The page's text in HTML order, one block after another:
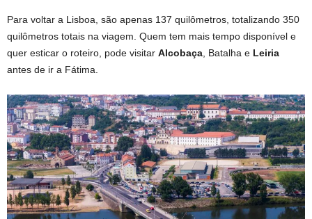
Para voltar a Lisboa, são apenas 137 quilômetros, totalizando 350
quilômetros totais na viagem. Quem tem mais tempo disponível e
quer esticar o roteiro, pode visitar Alcobaça , Batalha e Leiria
antes de ir a Fátima.